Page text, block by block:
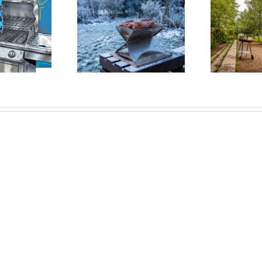
der Winter geht und
der Grill bleibt
Rauchzeichen aus dem
Mauerpark: